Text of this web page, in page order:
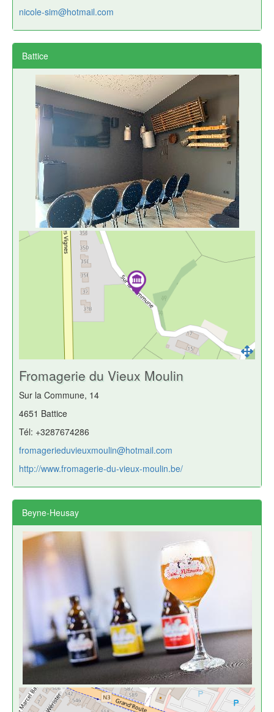
nicole-sim@hotmail.com
Battice
Fromagerie du Vieux Moulin
Sur la Commune, 14
4651 Battice
Tél: +3287674286
fromagerieduvieuxmoulin@hotmail.com
http://www.fromagerie-du-vieux-moulin.be/
Beyne-Heusay